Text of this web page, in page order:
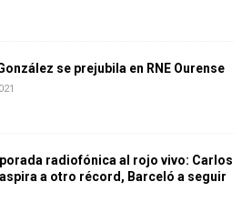
se prejubila en RNE Ourense
radiofónica al rojo vivo: Carlos
a otro récord, Barceló a seguir